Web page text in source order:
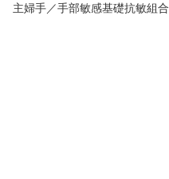
主婦手／手部敏感基礎抗敏組合